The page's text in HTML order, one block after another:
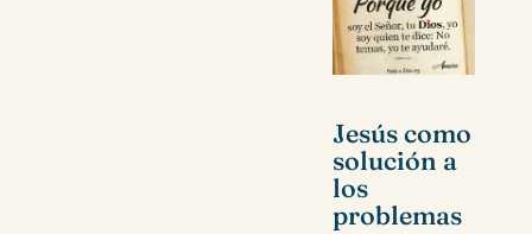
Jesús como
solución a
los
problemas